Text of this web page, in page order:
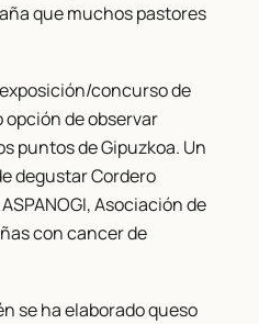
que muchos pastores
concurso de
de observar
puntos de Gipuzkoa. Un
degustar Cordero
Asociación de
con cancer de
se ha elaborado queso